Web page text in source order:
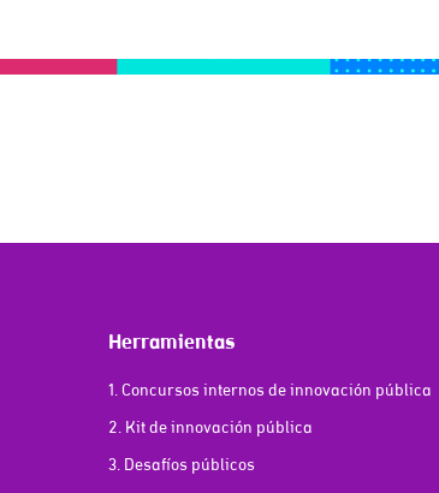
Herramientas
1. Concursos internos de innovación pública
2. Kit de innovación pública
3. Desafíos públicos